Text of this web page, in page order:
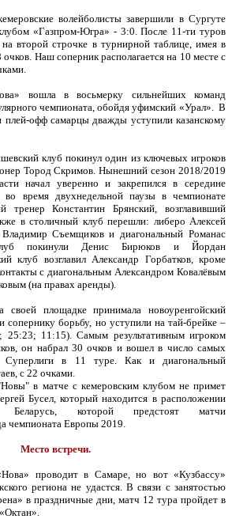
волейболисты завершили в Сургуте
«Газпром-Югра» - 3:0. После 11-ти туров
на второй строчке в турнирной таблице, имея в
Наш соперник располагается на 10 месте с
вошла в восьмерку сильнейших команд
чемпионата, обойдя уфимский «Урал». В
плей-офф самарцы дважды уступили казанскому
клуб покинул один из ключевых игроков
Тород Скримов. Нынешний сезон 2018/2019
начал уверенно и закрепился в середине
время двухнедельной паузы в чемпионате
тренер Константин Брянский, возглавивший
в столичный клуб перешли: либеро Алексей
Съемщиков и диагональный Романас
покинули Денис Бирюков и Йордан
клуб возглавил Александр Горбатков, кроме
с диагональным Александром Ковалёвым
(на правах аренды).
площадке принимала новоуренгойский
сопернику борьбу, но уступили на тай-брейке –
11:15). Самым результативным игроком
он набрал 30 очков и вошел в число самых
Суперлиги в 11 туре. Как и диагональный
с 22 очками.
в матче с кемеровским клубом не примет
Бусел, который находится в расположении
Беларусь, которой предстоят матчи
чемпионата Европы 2019.
Место встречи.
проводит в Самаре, но вот «Кузбассу»
региона не удастся. В связи с занятостью
в праздничные дни, матч 12 тура пройдет в